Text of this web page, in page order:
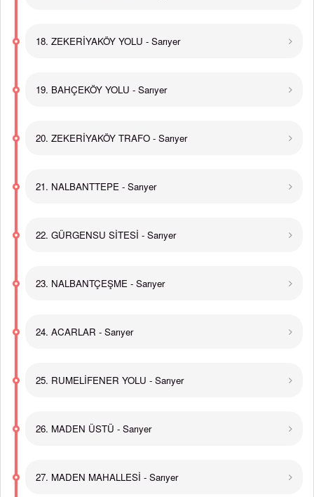
18. ZEKERİYAKÖY YOLU - Sarıyer
19. BAHÇEKÖY YOLU - Sarıyer
20. ZEKERİYAKÖY TRAFO - Sarıyer
21. NALBANTTEPE - Sarıyer
22. GÜRGENSU SİTESİ - Sarıyer
23. NALBANTÇEŞME - Sarıyer
24. ACARLAR - Sarıyer
25. RUMELİFENER YOLU - Sarıyer
26. MADEN ÜSTÜ - Sarıyer
27. MADEN MAHALLESİ - Sarıyer